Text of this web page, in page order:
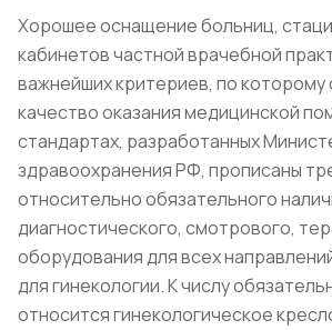
Хорошее оснащение больниц,
кабинетов частной врачебной
важнейших критериев, по которому
качество оказания медицинской
стандартах, разработанных
здравоохранения РФ, прописаны
относительно обязательного
диагностического, смотрового,
оборудования для всех
для гинекологии. К числу
относится гинекологическое